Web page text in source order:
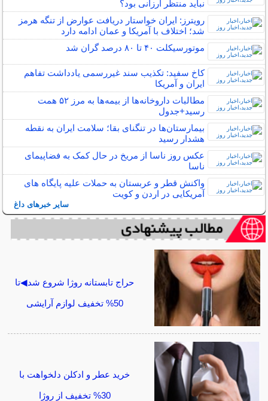
نباید منتظر ارزانی بود؟
رویترز: ایران خواستار دریافت عوارض از تنگه هرمز
شد؛ اختلاف با آمریکا و عمان ادامه دارد
موتورسیکلت ۴۰ تا ۸۰ درصد گران شد
کاخ سفید: تکذیب سند غیررسمی یادداشت تفاهم
ایران و آمریکا
مطالبات داروخانه‌ها از بیمه‌ها به مرز ۵۲ همت
رسید+جدول
بیمارستان‌ها در تنگنای بقا؛ سلامت ایران به نقطه
هشدار رسید
عکس روز ناسا از مریخ در حال کمک به فضاپیمای
ناسا
واکنش قطر و عربستان به حملات علیه پایگاه های
آمریکایی در اردن و کویت
سایر خبرهای داغ
حراج تابستانه روژا شروع شد◀تا
50% تخفیف لوازم آرایشی
خرید عطر و ادکلن دلخواهت با
30% تخفیف از روژا